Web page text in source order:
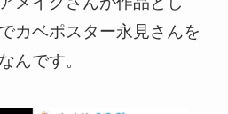
カベポスター永見さんを
んです。